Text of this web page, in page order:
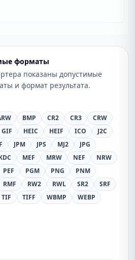
форматы
показаны допустимые
и формат результата.
BMP CR2 CR3
CRW
GIF HEIC HEIF ICO
J2C
JPM JPS MJ2
JPG
MEF MRW NEF
NRW
PEF PGM PNG
PNM
RMF RW2 RWL SR2
SRF
TIF TIFF WBMP
WEBP